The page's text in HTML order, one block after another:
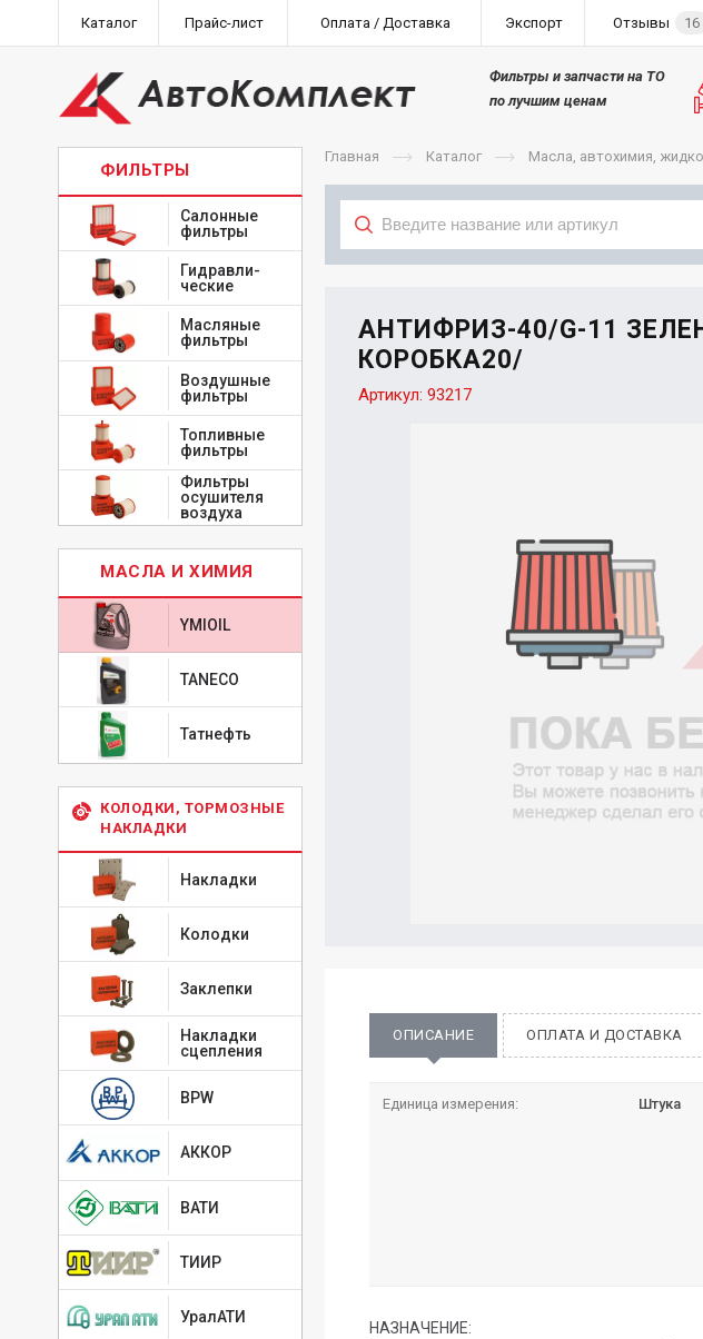
Каталог Прайс-лист Оплата / Доставка Экспорт Отзывы 16
Фильтры и запчасти на ТО
по лучшим ценам
ФИЛЬТРЫ
Салонные
фильтры
Гидравли-
ческие
Масляные
фильтры
Воздушные
фильтры
Топливные
фильтры
Фильтры
осушителя
воздуха
МАСЛА И ХИМИЯ
YMIOIL
TANECO
Татнефть
КОЛОДКИ, ТОРМОЗНЫЕ
НАКЛАДКИ
Накладки
Колодки
Заклепки
Накладки
сцепления
BPW
АККОР
ВАТИ
ТИИР
УралАТИ
Главная Каталог Масла, автохимия,
АНТИФРИЗ-40/G-11
КОРОБКА20/
Артикул: 93217
ОПИСАНИЕ ОПЛАТА И ДОСТАВКА
Единица измерения: Штука
НАЗНАЧЕНИЕ: